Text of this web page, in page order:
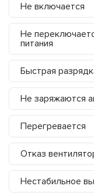
Не включается
Не
питания
Быстрая
Не заряжаются
Перегревается
Отказ
Нестабильное